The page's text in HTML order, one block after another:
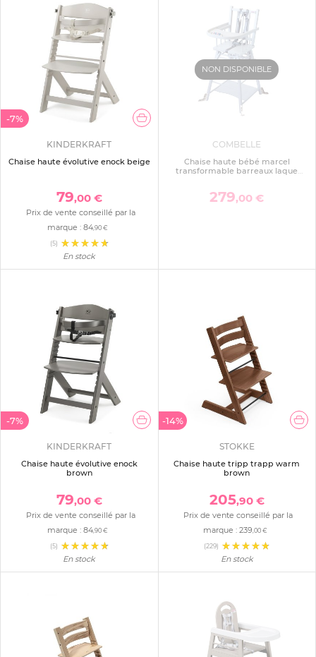
-7%
KINDERKRAFT
Chaise haute évolutive enock beige
79,00 €
Prix de vente conseillé par la
marque :84,90 €
(5)
En stock
NON DISPONIBLE
COMBELLE
Chaise haute bébé marcel
transformable barreaux laque
279,00 €
-7%
KINDERKRAFT
Chaise haute évolutive enock
brown
79,00 €
Prix de vente conseillé par la
marque :84,90 €
(5)
En stock
-14%
STOKKE
Chaise haute tripp trapp warm
brown
205,90 €
Prix de vente conseillé par la
marque :239,00 €
(229)
En stock